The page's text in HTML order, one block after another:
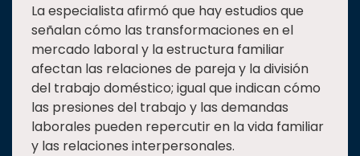
La especialista afirmó que hay estudios que
señalan cómo las transformaciones en el
mercado laboral y la estructura familiar
afectan las relaciones de pareja y la división
del trabajo doméstico; igual que indican cómo
las presiones del trabajo y las demandas
laborales pueden repercutir en la vida familiar
y las relaciones interpersonales.